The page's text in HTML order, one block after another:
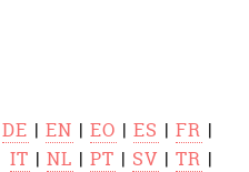
DE |EN |EO |ES |FR |
IT |NL |PT | SV |TR |